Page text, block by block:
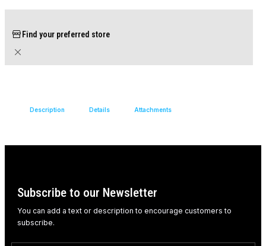
Find your preferred store
Description Details Attachments
Subscribe to our Newsletter
You can add a text or description to encourage customers to
subscribe.